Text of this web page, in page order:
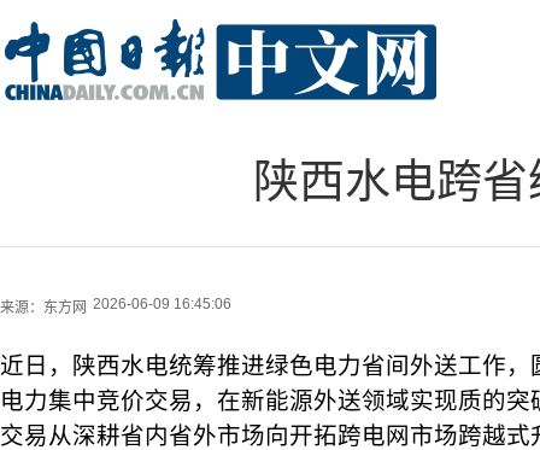
陕西水电跨
来源： 东方网 2026-06-09 16:45:06
近日，陕西水电统筹推进绿色电力省间外送工作
电力集中竞价交易，在新能源外送领域实现质的
交易从深耕省内省外市场向开拓跨电网市场跨越式